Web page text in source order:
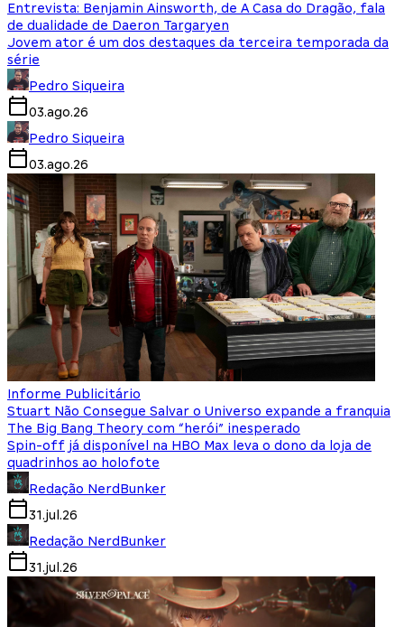
Entrevista: Benjamin Ainsworth, de A Casa do Dragão, fala
de dualidade de Daeron Targaryen
Jovem ator é um dos destaques da terceira temporada da
série
Pedro Siqueira
03.ago.26
Pedro Siqueira
03.ago.26
Informe Publicitário
Stuart Não Consegue Salvar o Universo expande a franquia
The Big Bang Theory com “herói” inesperado
Spin-off já disponível na HBO Max leva o dono da loja de
quadrinhos ao holofote
Redação NerdBunker
31.jul.26
Redação NerdBunker
31.jul.26